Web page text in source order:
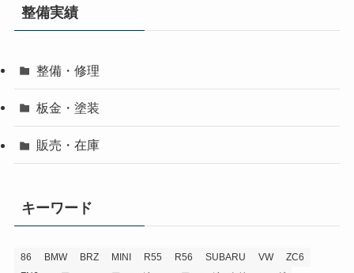
整備実績
整備・修理
板金・塗装
販売・在庫
キーワード
86 BMW BRZ MINI R55 R56 SUBARU VW
ZC6